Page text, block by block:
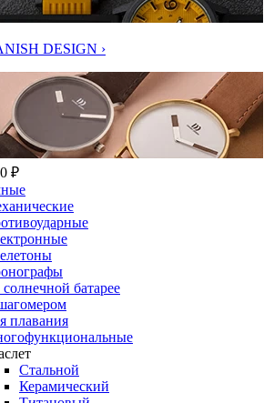
DESIGN ›
₽
батарее
плавания
Стальной
Керамический